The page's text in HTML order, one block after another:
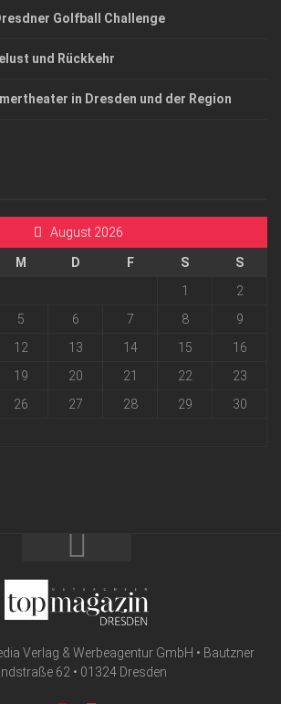
Golfball Challenge
und Rückkehr
in Dresden und der Region
August 2026
M D F S
S
1
2
5 6 7 8
9
12 13 14 15
16
19 20 21 22
23
26 27 28 29
30
Verlag & Werbeagentur GmbH • Bautzner
62 • 01324 Dresden